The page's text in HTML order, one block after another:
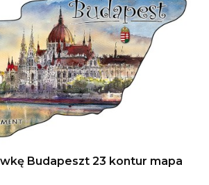
Budapeszt 23 kontur mapa